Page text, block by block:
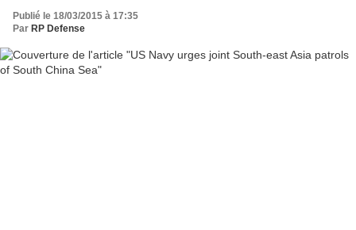
Publié le 18/03/2015 à 17:35
Par RP Defense